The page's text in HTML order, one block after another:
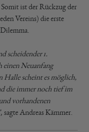
ist der Rückzug der
Vereins) die erste
scheidender 1.
einen Neuanfang
Halle scheint es möglich,
die immer noch tief im
vorhandenen
, sagte Andreas Kämmer.